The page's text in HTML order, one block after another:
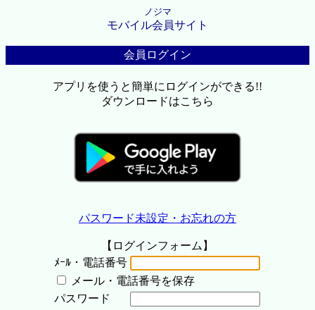
ノジマ
モバイル会員サイト
会員ログイン
アプリを使うと簡単にログインができる!!
ダウンロードはこちら
パスワード未設定・お忘れの方
【ログインフォーム】
ﾒｰﾙ・電話番号
メール・電話番号を保存
パスワード